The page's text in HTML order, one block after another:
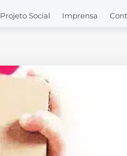
Projeto Social Imprensa